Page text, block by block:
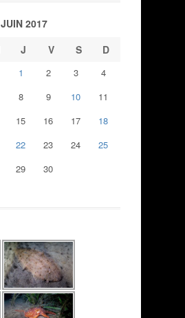
JUIN 2017
J V S D
1 2 3
4
8 9 10
11
15 16 17
18
22 23 24
25
29
30